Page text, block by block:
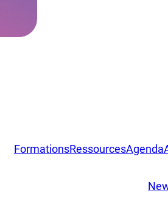
FormationsRessourcesAgenda